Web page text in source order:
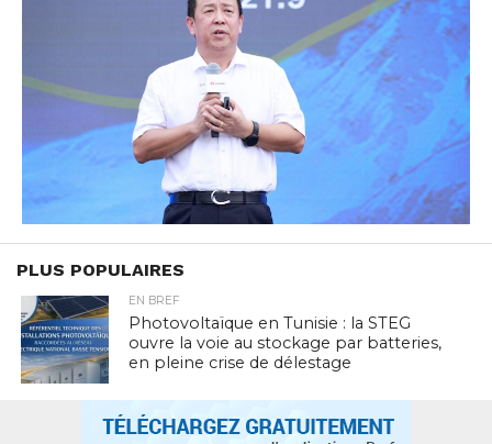
PLUS POPULAIRES
EN BREF
Photovoltaïque en Tunisie : la STEG
ouvre la voie au stockage par batteries,
en pleine crise de délestage